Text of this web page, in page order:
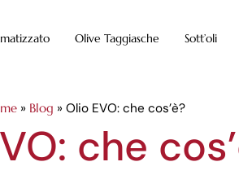
Olive Taggiasche Sott’oli
» Blog » Olio EVO: che cos’è?
che